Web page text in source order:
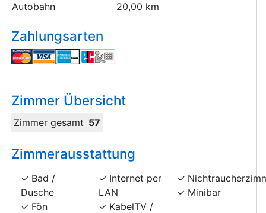
Autobahn
20,00 km
Zahlungsarten
Zimmer Übersicht
Zimmer gesamt 57
Zimmerausstattung
Bad /
Dusche
Fön
Internet per
LAN
KabelTV /
Minibar